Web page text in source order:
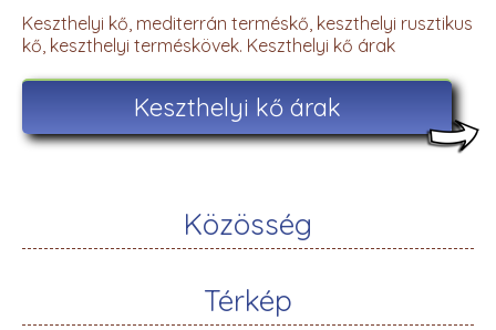
Keszthelyi kő, mediterrán terméskő, keszthelyi rusztikus
kő, keszthelyi terméskövek. Keszthelyi kő árak
Keszthelyi kő árak
Közösség
Térkép